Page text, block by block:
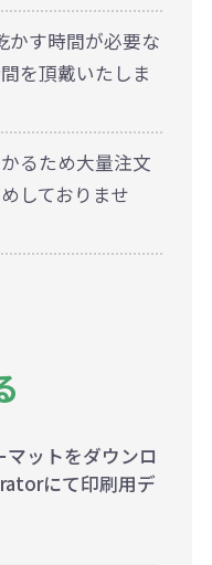
かす時間が必要な
を頂戴いたしま
るため大量注文
しておりませ
ットをダウンロ
にて印刷用デ